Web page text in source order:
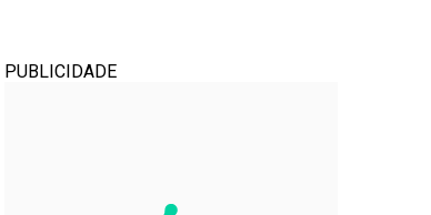
PUBLICIDADE